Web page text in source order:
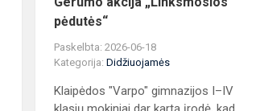
pėdutės“
Paskelbta: 2026-06-18
Kategorija:Didžiuojamės
Klaipėdos "Varpo" gimnazijos I–IV